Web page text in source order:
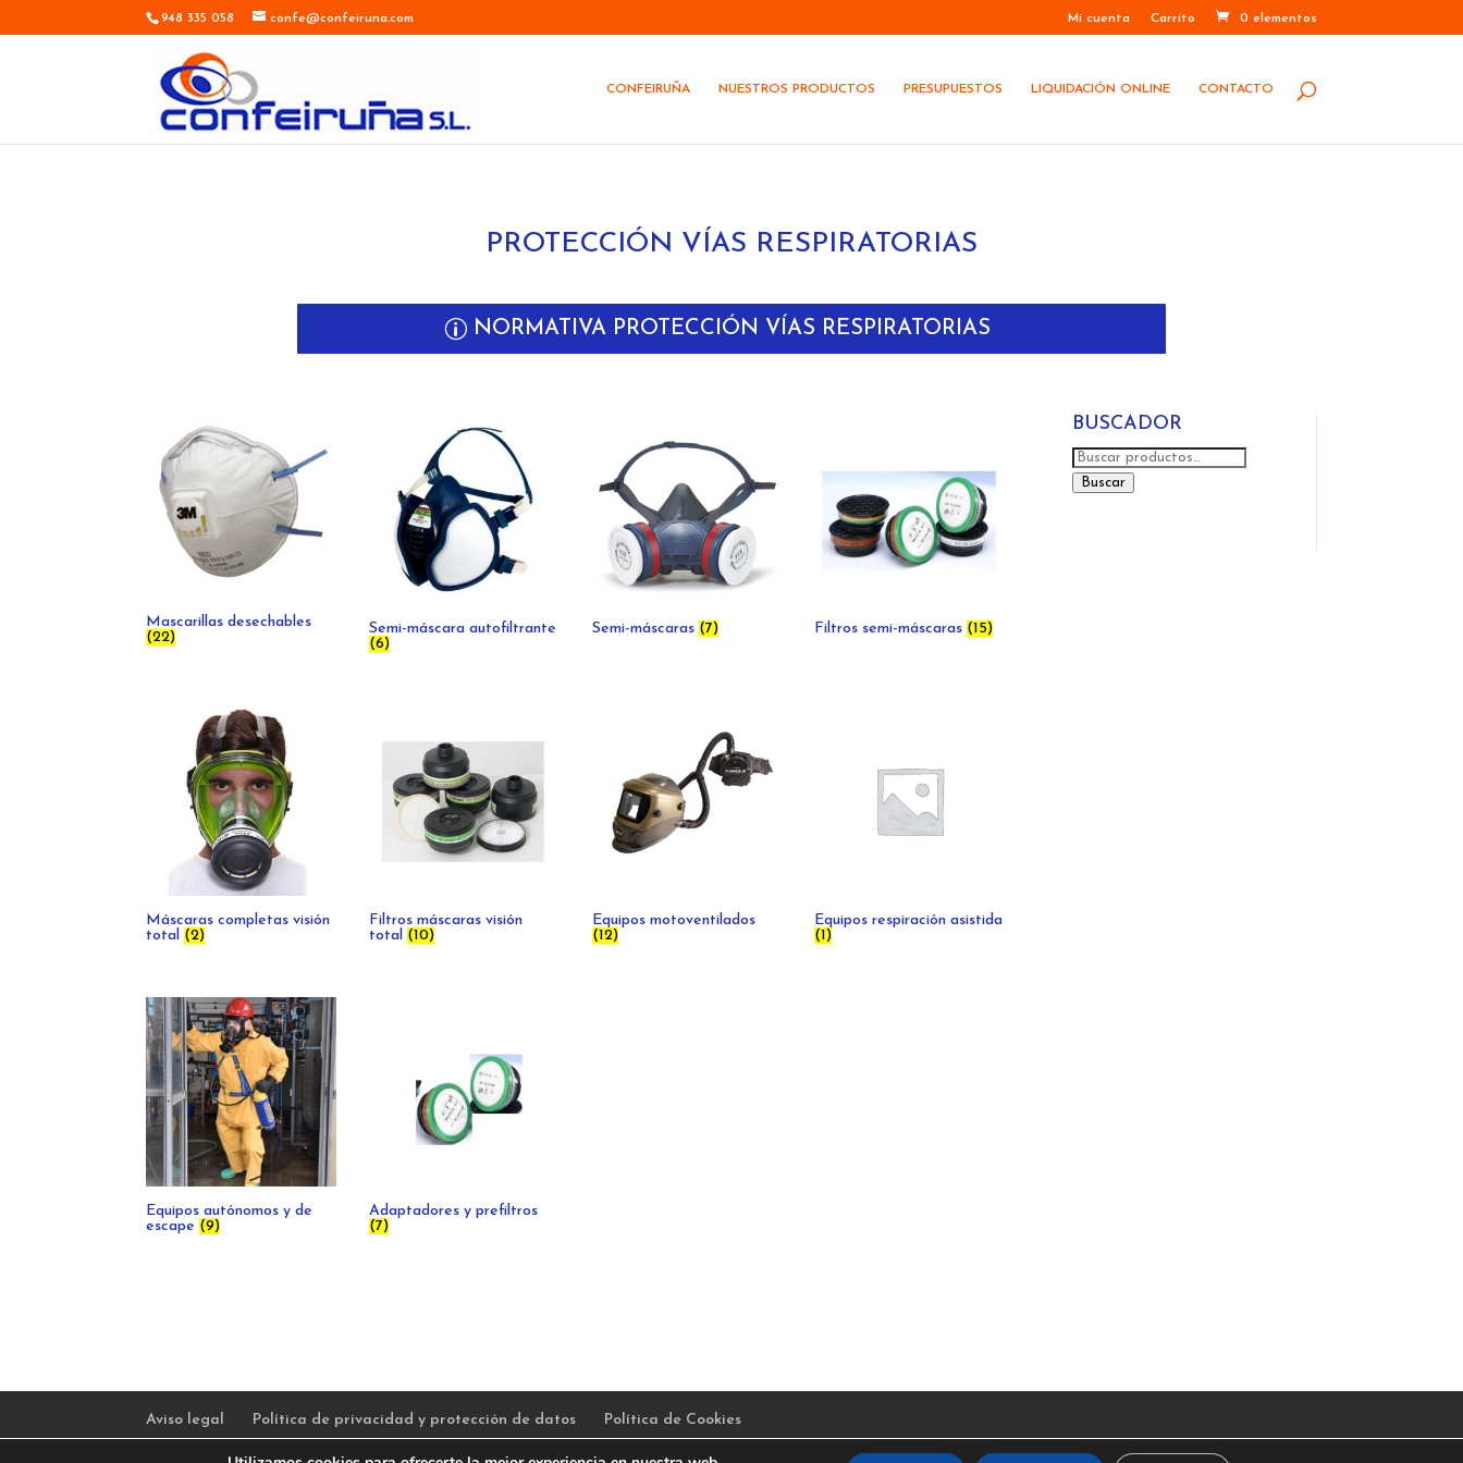
948 335 058 confe@confeiruna.com Mi cuenta Carrito 0 elementos
CONFEIRUÑA NUESTROS PRODUCTOS PRESUPUESTOS LIQUIDACIÓN ONLINE CONTACTO
PROTECCIÓN VÍAS RESPIRATORIAS
NORMATIVA PROTECCIÓN VÍAS RESPIRATORIAS
Mascarillas desechables
(22)
Semi-máscara autofiltrante
(6)
Semi-máscaras (7) Filtros semi-máscaras (15)
Máscaras completas visión
total (2)
Filtros máscaras visión
total (10)
Equipos motoventilados
(12)
Equipos respiración asistida
(1)
Equipos autónomos y de
escape (9)
Adaptadores y prefiltros
(7)
BUSCADOR
Buscar
por:
Buscar
Aviso legal Política de privacidad y protección de datos Política de Cookies